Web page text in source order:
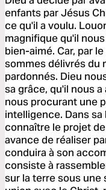
enfants par Jésus
ce qu'il a voulu.
magnifique qu'il
bien-aimé. Car, par
sommes délivrés du
pardonnés. Dieu
sa grâce, qu'il nous
nous procurant une
intelligence. Dans
connaître le projet
avance de réaliser
conduira à son
consiste à
sur la terre sous une